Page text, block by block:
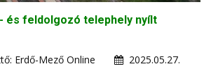
és feldolgozó telephely nyílt
Erdő-Mező Online
2025.05.27.